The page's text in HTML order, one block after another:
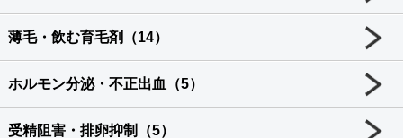
薄毛・飲む育毛剤（14）
ホルモン分泌・不正出血（5）
受精阻害・排卵抑制（5）